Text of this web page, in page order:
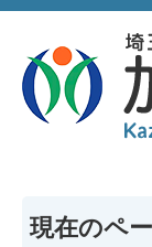
現在のペ